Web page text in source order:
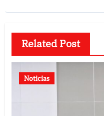
Related Post
Noticias